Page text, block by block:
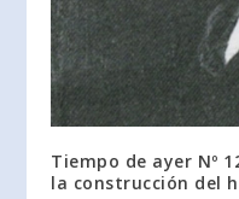
Tiempo de ayer Nº
la construcción del